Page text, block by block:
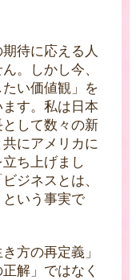
待に応える人
。しかし今、
い価値観」を
す。私は日本
して数々の新
にアメリカに
ち上げまし
ジネスとは、
いう事実で
方の再定義」
解」ではなく